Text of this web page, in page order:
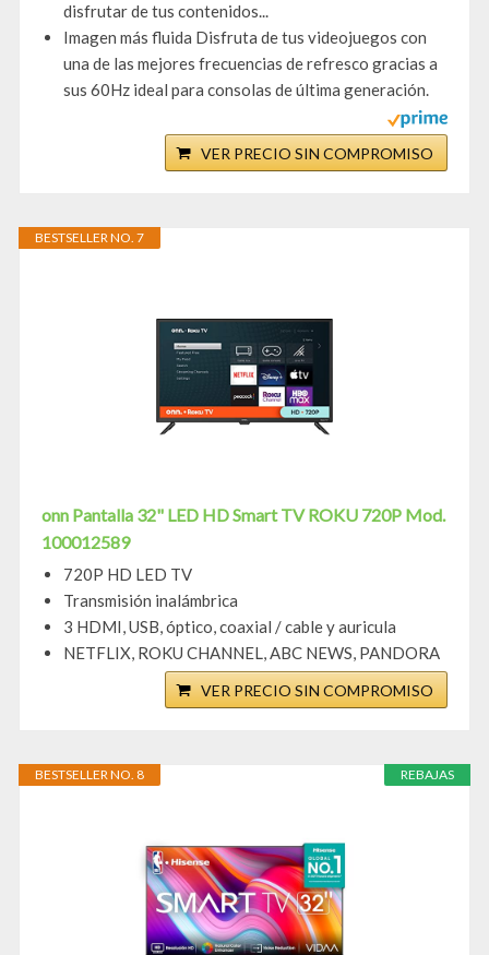
disfrutar de tus contenidos...
Imagen más fluida Disfruta de tus videojuegos con
una de las mejores frecuencias de refresco gracias a
sus 60Hz ideal para consolas de última generación.
VER PRECIO SIN COMPROMISO
BESTSELLER NO. 7
onn Pantalla 32" LED HD Smart TV ROKU 720P Mod.
100012589
720P HD LED TV
Transmisión inalámbrica
3 HDMI, USB, óptico, coaxial / cable y auricula
NETFLIX, ROKU CHANNEL, ABC NEWS, PANDORA
VER PRECIO SIN COMPROMISO
REBAJAS
BESTSELLER NO. 8